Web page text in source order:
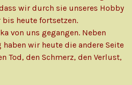
wir durch sie unseres Hobby
heute fortsetzen.
von uns gegangen. Neben
wir heute die andere Seite
Tod, den Schmerz, den Verlust,